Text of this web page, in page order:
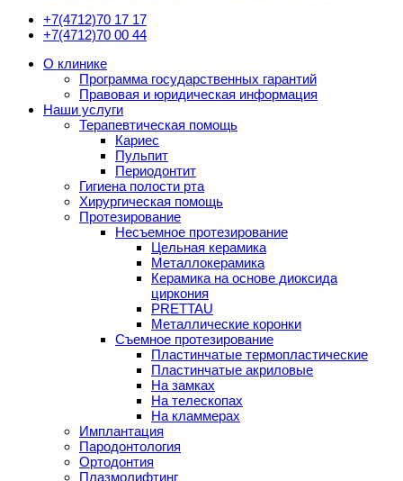
+7(4712)70 17 17
+7(4712)70 00 44
О клинике
Программа государственных гарантий
Правовая и юридическая информация
Наши услуги
Терапевтическая помощь
Кариес
Пульпит
Периодонтит
Гигиена полости рта
Хирургическая помощь
Протезирование
Несъемное протезирование
Цельная керамика
Металлокерамика
Керамика на основе диоксида
циркония
PRETTAU
Металлические коронки
Съемное протезирование
Пластинчатые термопластические
Пластинчатые акриловые
На замках
На телескопах
На кламмерах
Имплантация
Пародонтология
Ортодонтия
Плазмолифтинг